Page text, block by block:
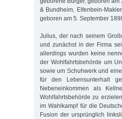
& Bundheim, Elfenbein-
geboren am 5. September
Julius, der nach seinem
und zunächst in der Firma
allerdings wurden keine
der Wohlfahrtsbehörde um
sowie um Schuhwerk und
für den Lebensunterhalt
Nebeneinkommen als
Wohlfahrtsbehörde zu
im Wahlkampf für die
Fusion der ursprünglich